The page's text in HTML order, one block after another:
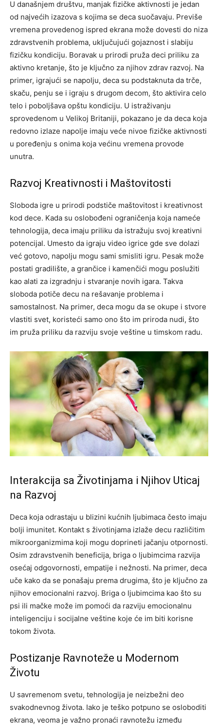
U današnjem društvu, manjak fizičke aktivnosti je jedan
od najvećih izazova s kojima se deca suočavaju. Previše
vremena provedenog ispred ekrana može dovesti do niza
zdravstvenih problema, uključujući gojaznost i slabiju
fizičku kondiciju. Boravak u prirodi pruža deci priliku za
aktivno kretanje, što je ključno za njihov zdrav razvoj. Na
primer, igrajući se napolju, deca su podstaknuta da trče,
skaču, penju se i igraju s drugom decom, što aktivira celo
telo i poboljšava opštu kondiciju. U istraživanju
sprovedenom u Velikoj Britaniji, pokazano je da deca koja
redovno izlaze napolje imaju veće nivoe fizičke aktivnosti
u poređenju s onima koja većinu vremena provode
unutra.
Razvoj Kreativnosti i Maštovitosti
Sloboda igre u prirodi podstiče maštovitost i kreativnost
kod dece. Kada su oslobođeni ograničenja koja nameće
tehnologija, deca imaju priliku da istražuju svoj kreativni
potencijal. Umesto da igraju video igrice gde sve dolazi
već gotovo, napolju mogu sami smisliti igru. Pesak može
postati gradilište, a grančice i kamenčići mogu poslužiti
kao alati za izgradnju i stvaranje novih igara. Takva
sloboda potiče decu na rešavanje problema i
samostalnost. Na primer, deca mogu da se okupe i stvore
vlastiti svet, koristeći samo ono što im priroda nudi, što
im pruža priliku da razviju svoje veštine u timskom radu.
Interakcija sa Životinjama i Njihov Uticaj
na Razvoj
Deca koja odrastaju u blizini kućnih ljubimaca često imaju
bolji imunitet. Kontakt s životinjama izlaže decu različitim
mikroorganizmima koji mogu doprineti jačanju otpornosti.
Osim zdravstvenih beneficija, briga o ljubimcima razvija
osećaj odgovornosti, empatije i nežnosti. Na primer, deca
uče kako da se ponašaju prema drugima, što je ključno za
njihov emocionalni razvoj. Briga o ljubimcima kao što su
psi ili mačke može im pomoći da razviju emocionalnu
inteligenciju i socijalne veštine koje će im biti korisne
tokom života.
Postizanje Ravnoteže u Modernom
Životu
U savremenom svetu, tehnologija je neizbežni deo
svakodnevnog života. Iako je teško potpuno se osloboditi
ekrana, veoma je važno pronaći ravnotežu između